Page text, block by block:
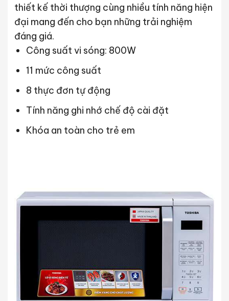
thiết kế thời thượng cùng nhiều tính năng hiện
đại mang đến cho bạn những trải nghiệm
đáng giá.
Công suất vi sóng: 800W
11 mức công suất
8 thực đơn tự động
Tính năng ghi nhớ chế độ cài đặt
Khóa an toàn cho trẻ em